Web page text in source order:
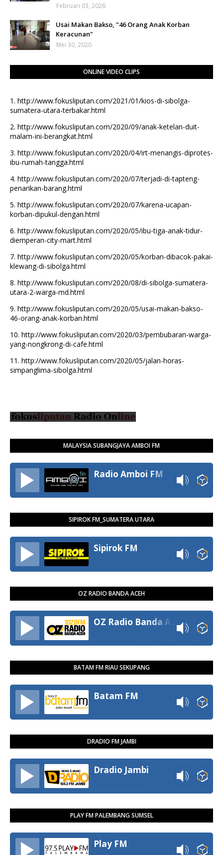
Februari 03, 2026
Usai Makan Bakso, "46 Orang Anak Korban
Keracunan"
Mei 30, 2020
ONLINE VIDEO CLIPS
1. http://www.fokusliputan.com/2021/01/kios-di-sibolga-
sumatera-utara-terbakar.html
2. http://www.fokusliputan.com/2020/09/anak-ketelan-duit-
malam-ini-berangkat.html
3. http://www.fokusliputan.com/2020/04/irt-menangis-diprotes-
ibu-rumah-tangga.html
4. http://www.fokusliputan.com/2020/07/terjadi-di-tapteng-
penarikan-barang.html
5. http://www.fokusliputan.com/2020/07/karena-ucapan-
korban-dipukul-dengan.html
6. http://www.fokusliputan.com/2020/05/ibu-tiga-anak-tidur-
diemperan-city-mart.html
7. http://www.fokusliputan.com/2020/05/korban-dibacok-pakai-
klewang-di-sibolga.html
8. http://www.fokusliputan.com/2020/08/di-sibolga-sumatera-
utara-2-warga-md.html
9. http://www.fokusliputan.com/2020/05/usai-makan-bakso-
46-orang-anak-korban.html
10. http://www.fokusliputan.com/2020/03/pembubaran-warga-
yang-nongkrong-di-cafe.html
11. http://www.fokusliputan.com/2020/05/jalan-horas-
simpanglima-sibolga.html
MALAYSIA SUBANGJAYA AMBOI FM
Radio Amboi FM
SIPIROK FM_SUMATERA UTARA
Sipirok FM
OZ RADIO BANDA ACEH
BATAM FM RIAU SEKUPANG
Batam FM
DRADIO FM JAMBI
Dradio Jambi
PLAY FM PALEMBANG SUMSEL
Play FM